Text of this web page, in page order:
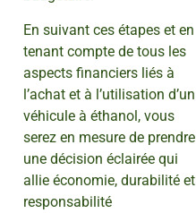
En suivant ces étapes et en
tenant compte de tous les
aspects financiers liés à
l’achat et à l’utilisation d’un
véhicule à éthanol, vous
serez en mesure de prendre
une décision éclairée qui
allie économie, durabilité et
responsabilité